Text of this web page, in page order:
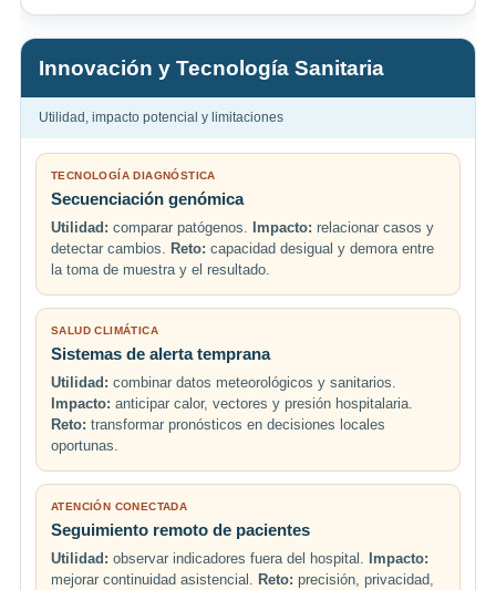
Innovación y Tecnología Sanitaria
Utilidad, impacto potencial y limitaciones
TECNOLOGÍA DIAGNÓSTICA
Secuenciación genómica
Utilidad: comparar patógenos. Impacto: relacionar casos y
detectar cambios. Reto: capacidad desigual y demora entre
la toma de muestra y el resultado.
SALUD CLIMÁTICA
Sistemas de alerta temprana
Utilidad: combinar datos meteorológicos y sanitarios.
Impacto: anticipar calor, vectores y presión hospitalaria.
Reto: transformar pronósticos en decisiones locales
oportunas.
ATENCIÓN CONECTADA
Seguimiento remoto de pacientes
Utilidad: observar indicadores fuera del hospital. Impacto:
mejorar continuidad asistencial. Reto: precisión, privacidad,